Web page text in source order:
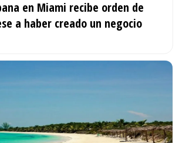
en Miami recibe orden de
a haber creado un negocio